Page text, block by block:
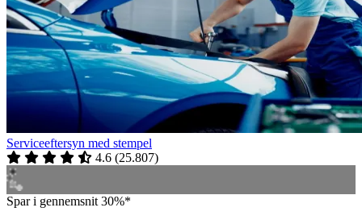
Serviceeftersyn med stempel
4.6 (25.807)
Spar i gennemsnit 30%*